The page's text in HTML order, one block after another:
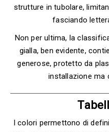
strutture in tubolare,
fasciando
Non per ultima, la
gialla, ben evidente,
generose, protetto da
installazione ma
I colori permettono di